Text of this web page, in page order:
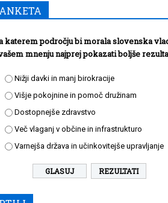
katerem področju bi morala slovenska
mnenju najprej pokazati boljše
Nižji davki in manj birokracije
Višje pokojnine in pomoč družinam
Dostopnejše zdravstvo
Več vlaganj v občine in infrastrukturo
Varnejša država in učinkovitejše upravljanje
REZULTATI